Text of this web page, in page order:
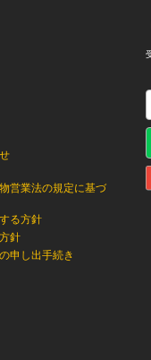
営業法の規定に基づ
る方針
針
申し出手続き